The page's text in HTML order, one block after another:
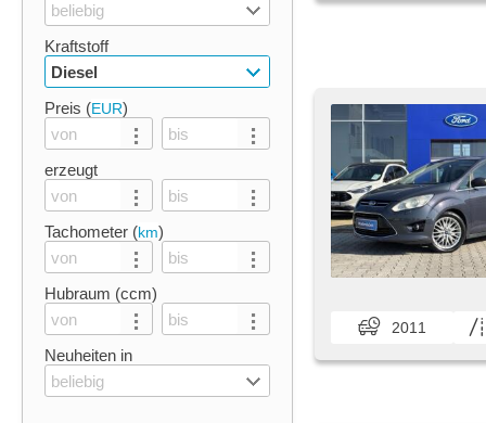
beliebig
Kraftstoff
Diesel
Preis (EUR)
erzeugt
Tachometer (km)
Hubraum (ccm)
Neuheiten in
beliebig
2011